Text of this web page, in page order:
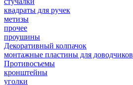
квадраты для ручек
метизы
прочее
проушины
Декоративный колпачок
монтажные пластины для доводчиков
Противосъемы
кронштейны
уголки